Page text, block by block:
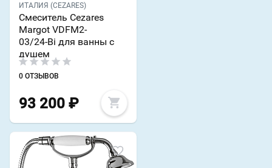
ИТАЛИЯ (CEZARES)
Смеситель Cezares
Margot VDFM2-
03/24-Bi для ванны с
душем
0 ОТЗЫВОВ
93 200 ₽